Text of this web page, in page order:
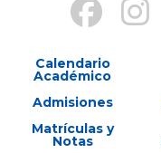
Calendario
Académico
Admisiones
Matrículas y
Notas